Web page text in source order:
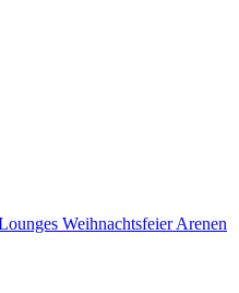
WeihnachtsfeierArenen